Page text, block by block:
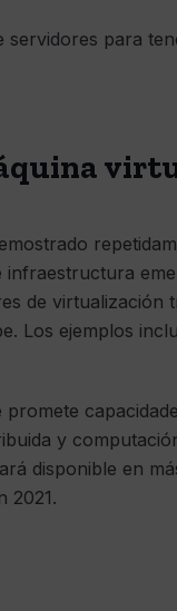
servidores para
de virtualización
Los ejemplos
y
disponible en
2021.